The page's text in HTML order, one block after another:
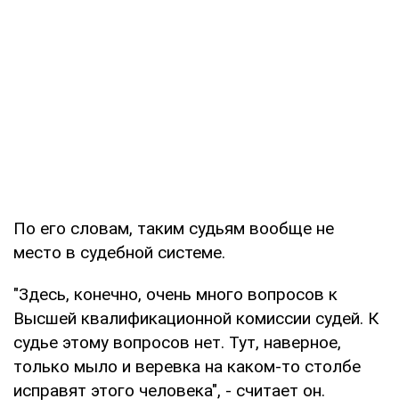
По его словам, таким судьям вообще не
место в судебной системе.
"Здесь, конечно, очень много вопросов к
Высшей квалификационной комиссии судей. К
судье этому вопросов нет. Тут, наверное,
только мыло и веревка на каком-то столбе
исправят этого человека", - считает он.